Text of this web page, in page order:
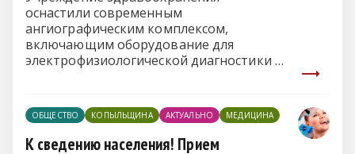
оснастили современным
ангиографическим комплексом,
включающим оборудование для
электрофизиологической диагностики и
ОБЩЕСТВО КОПЫЛЬЩИНА АКТУАЛЬНО МЕДИЦИНА
К сведению населения! Прием